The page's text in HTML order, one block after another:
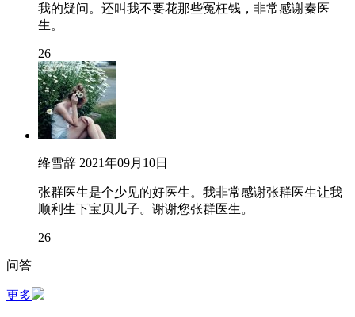
我的疑问。还叫我不要花那些冤枉钱，非常感谢秦医
生。
26
绛雪辞 2021年09月10日
张群医生是个少见的好医生。我非常感谢张群医生让我
顺利生下宝贝儿子。谢谢您张群医生。
26
问答
更多